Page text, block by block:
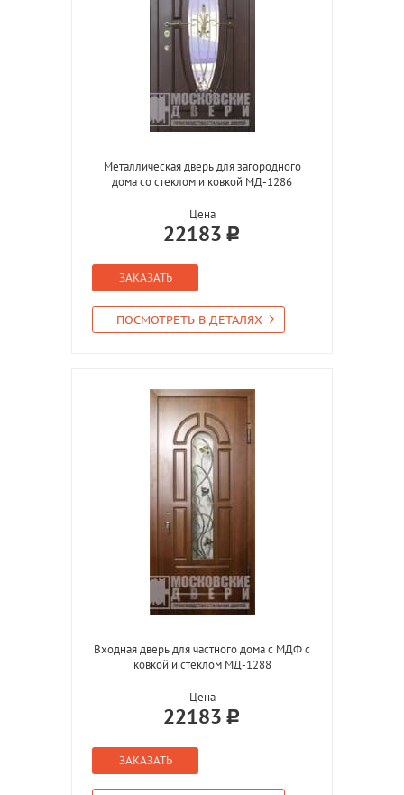
Металлическая дверь для загородного
дома со стеклом и ковкой МД-1286
Цена
22183
ЗАКАЗАТЬ
ПОСМОТРЕТЬ В ДЕТАЛЯХ
Входная дверь для частного дома с МДФ с
ковкой и стеклом МД-1288
Цена
22183
ЗАКАЗАТЬ